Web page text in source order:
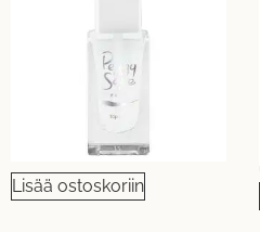
Lisää ostoskoriin